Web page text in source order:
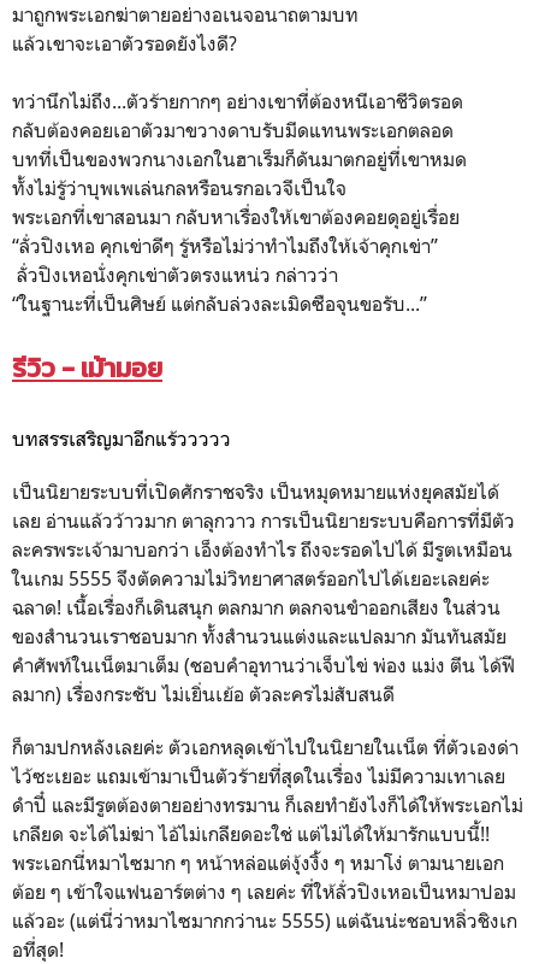
มาถูกพระเอกฆ่าตายอย่างอเนจอนาถตามบท
แล้วเขาจะเอาตัวรอดยังไงดี?
ทว่านึกไม่ถึง...ตัวร้ายกากๆ อย่างเขาที่ต้องหนีเอาชีวิตรอด
กลับต้องคอยเอาตัวมาขวางดาบรับมีดแทนพระเอกตลอด
บทที่เป็นของพวกนางเอกในฮาเร็มก็ดันมาตกอยู่ที่เขาหมด
ทั้งไม่รู้ว่าบุพเพเล่นกลหรือนรกอเวจีเป็นใจ
พระเอกที่เขาสอนมา กลับหาเรื่องให้เขาต้องคอยดุอยู่เรื่อย
“ลั่วปิงเหอ คุกเข่าดีๆ รู้หรือไม่ว่าทำไมถึงให้เจ้าคุกเข่า”
ลั่วปิงเหอนั่งคุกเข่าตัวตรงแหน่ว กล่าวว่า
“ในฐานะที่เป็นศิษย์ แต่กลับล่วงละเมิดซือจุนขอรับ...”
รีวิว - เม้ามอย
บทสรรเสริญมาอีกแร้ววววว
เป็นนิยายระบบที่เปิดศักราชจริง เป็นหมุดหมายแห่งยุคสมัยได้
เลย อ่านแล้วว้าวมาก ตาลุกวาว การเป็นนิยายระบบคือการที่มีตัว
ละครพระเจ้ามาบอกว่า เอ็งต้องทำไร ถึงจะรอดไปได้ มีรูตเหมือน
ในเกม 5555 จึงตัดความไม่วิทยาศาสตร์ออกไปได้เยอะเลยค่ะ
ฉลาด! เนื้อเรื่องก็เดินสนุก ตลกมาก ตลกจนขำออกเสียง ในส่วน
ของสำนวนเราชอบมาก ทั้งสำนวนแต่งและแปลมาก มันทันสมัย
คำศัพท์ในเน็ตมาเต็ม (ชอบคำอุทานว่าเจ็บไข่ พ่อง แม่ง ตีน ได้ฟี
ลมาก) เรื่องกระชับ ไม่เยิ่นเย้อ ตัวละครไม่สับสนดี
ก็ตามปกหลังเลยค่ะ ตัวเอกหลุดเข้าไปในนิยายในเน็ต ที่ตัวเองด่า
ไว้ซะเยอะ แถมเข้ามาเป็นตัวร้ายที่สุดในเรื่อง ไม่มีความเทาเลย
ดำปี๋ และมีรูตต้องตายอย่างทรมาน ก็เลยทำยังไงก็ได้ให้พระเอกไม่
เกลียด จะได้ไม่ฆ่า ไอ้ไม่เกลียดอะใช่ แต่ไม่ได้ให้มารักแบบนี้!!
พระเอกนี่หมาไซมาก ๆ หน้าหล่อแต่งุ้งงิ้ง ๆ หมาโง่ ตามนายเอก
ต้อย ๆ เข้าใจแฟนอาร์ตต่าง ๆ เลยค่ะ ที่ให้ลั่วปิงเหอเป็นหมาปอม
แล้วอะ (แต่นี่ว่าหมาไซมากกว่านะ 5555) แต่ฉันน่ะชอบหลิ่วชิงเก
อที่สุด!